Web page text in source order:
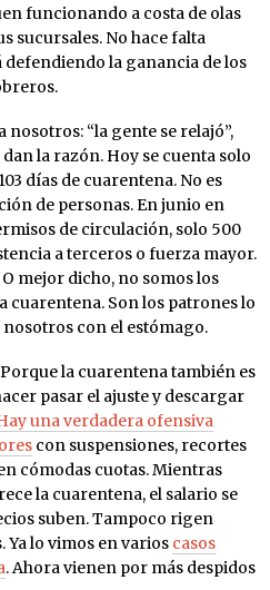
funcionando a costa de olas
sucursales. No hace falta
defendiendo la ganancia de los
nosotros: “la gente se relajó”,
la razón. Hoy se cuenta solo
días de cuarentena. No es
de personas. En junio en
de circulación, solo 500
a terceros o fuerza mayor.
mejor dicho, no somos los
cuarentena. Son los patrones lo
con el estómago.
la cuarentena también es
pasar el ajuste y descargar
una verdadera ofensiva
con suspensiones, recortes
cómodas cuotas. Mientras
la cuarentena, el salario se
suben. Tampoco rigen
Ya lo vimos en varios casos
. Ahora vienen por más despidos